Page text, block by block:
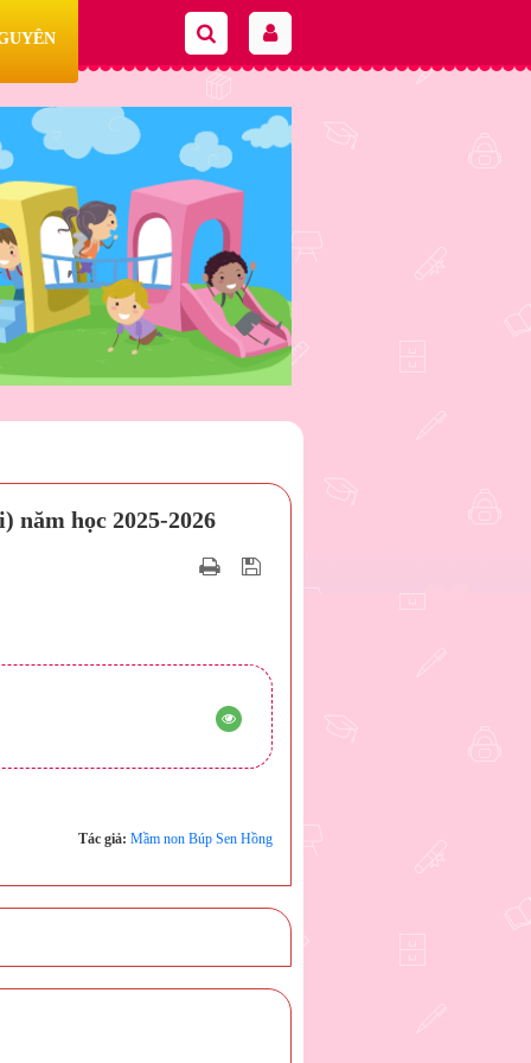
năm học 2025-2026
Tác giả: Mầm non Búp Sen Hồng